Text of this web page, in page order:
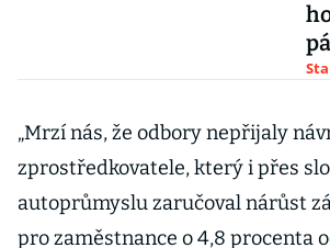
„Mrzí nás, že odbory nepřijaly
zprostředkovatele, který i přes
autoprůmyslu zaručoval nárůst
pro zaměstnance o 4,8 procenta